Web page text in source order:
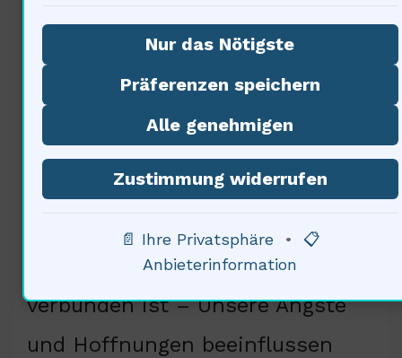
Die Frage ist komplex. 70% der
psychologischenzeigt, dass das
Überleben stark mit dem
menschlichen Bewusstsein
verbunden ist – Unsere Ängste
und Hoffnungen beeinflussen
Nur das Nötigste
Präferenzen speichern
Alle genehmigen
Zustimmung widerrufen
📄 Ihre Privatsphäre • 📋
Anbieterinformation